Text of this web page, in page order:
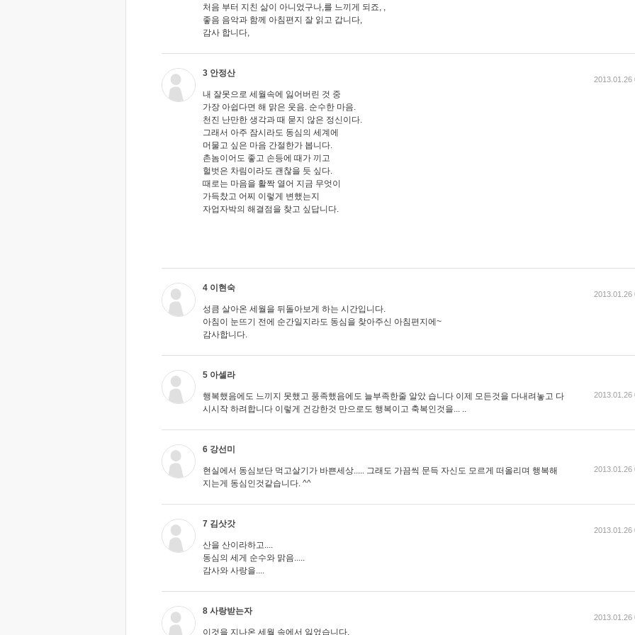
처음 부터 지친 삶이 아니었구나,를 느끼게 되죠, ,
좋음 음악과 함께 아침편지 잘 읽고 갑니다,
감사 합니다,
3 안정산
내 잘못으로 세월속에 잃어버린 것 중
가장 아쉽다면 해 맑은 웃음. 순수한 마음.
천진 난만한 생각과 때 묻지 않은 정신이다.
그래서 아주 잠시라도 동심의 세계에
머물고 싶은 마음 간절한가 봅니다.
촌놈이어도 좋고 손등에 때가 끼고
헐벗은 차림이라도 괜찮을 듯 싶다.
때로는 마음을 활짝 열어 지금 무엇이
가득찼고 어찌 이렇게 변했는지
자업자박의 해결점을 찾고 싶답니다.
2013.01.26
4 이현숙
성큼 살아온 세월을 뒤돌아보게 하는 시간입니다.
아침이 눈뜨기 전에 순간일지라도 동심을 찾아주신 아침편지에~
감사합니다.
2013.01.26
5 아셀라
행복했음에도 느끼지 못했고 풍족했음에도 늘부족한줄 알았 습니다 이제 모든것을 다내려놓고 다
시시작 하려합니다 이렇게 건강한것 만으로도 행복이고 축복인것을... ..
2013.01.26
6 강선미
현실에서 동심보단 먹고살기가 바쁜세상..... 그래도 가끔씩 문득 자신도 모르게 떠올리며 행복해
지는게 동심인것같습니다. ^^
2013.01.26
7 김삿갓
산을 산이라하고....
동심의 세게 순수와 맑음.....
감사와 사랑을....
2013.01.26
8 사랑받는자
이것을 지나온 세월 속에서 잃었습니다.
2013.01.26